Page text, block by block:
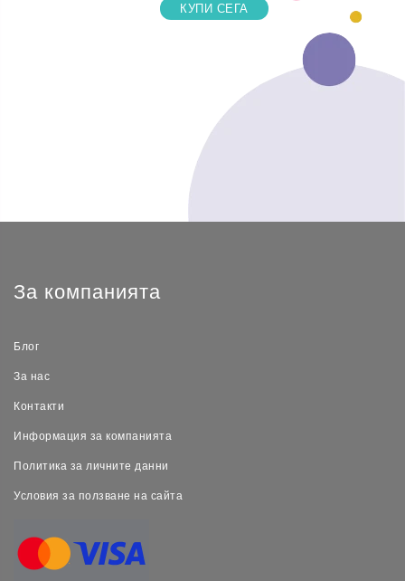
КУПИ СЕГА
За компанията
Блог
За нас
Контакти
Информация за компанията
Политика за личните данни
Условия за ползване на сайта